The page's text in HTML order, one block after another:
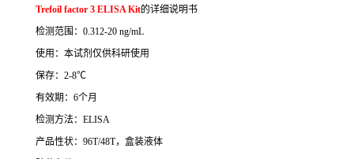
Trefoil factor 3 ELISA Kit的详细说明书
检测范围： 0.312-20 ng/mL
使用：本试剂仅供科研使用
保存： 2-8℃
有效期： 6个月
检测方法： ELISA
产品性状： 96T/48T，盒装液体